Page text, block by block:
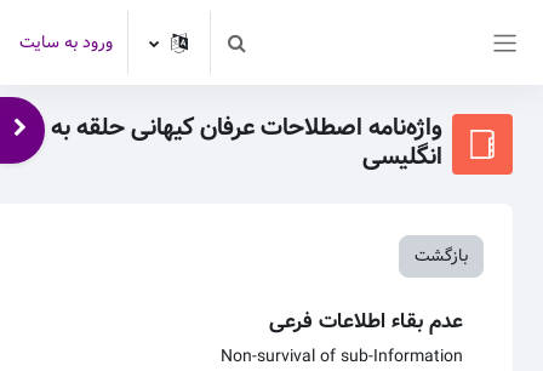
Toggle search inputورود به سایت
واژه‌نامه اصطلاحات عرفان کیهانی حلقه به
انگلیسی
بازگشت
عدم بقاء اطلاعات فرعی
Non-survival of sub-Information